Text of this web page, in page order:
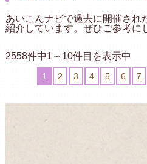
あいこんナビで過去に開催され
紹介しています。ぜひご参考に
2558件中1～10件目を表示中
1 2 3 4 5 6 7